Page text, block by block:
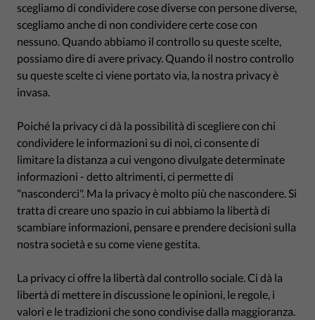
scegliamo di condividere cose diverse con persone diverse,
scegliamo anche di non condividere certe cose con
nessuno. Quando abbiamo il controllo su queste scelte,
possiamo dire di avere privacy. Quando il nostro controllo
su queste scelte ci viene portato via, la nostra privacy è
invasa.
Poiché la privacy ci dà la possibilità di scegliere con chi
condividere le informazioni su di noi, ci consente di
limitare la distanza a cui vengono divulgate determinate
informazioni - detto altrimenti, ci permette di
"nasconderci". Ma la privacy è molto più che nascondere. Si
tratta di creare uno spazio in cui abbiamo la libertà di
scambiare informazioni, pensare e prendere decisioni sulla
nostra società e su come viene gestita.
La privacy ci offre la libertà dal controllo sociale. Ci dà la
libertà di mettere in discussione le opinioni, le regole, i
valori e le tradizioni che sono condivise dalla maggioranza.